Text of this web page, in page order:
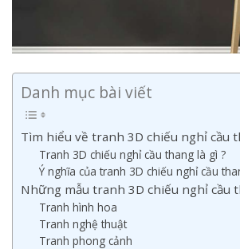
Danh mục bài viết
Tìm hiểu về tranh 3D chiếu nghỉ cầu
Tranh 3D chiếu nghỉ cầu thang là gì ?
Ý nghĩa của tranh 3D chiếu nghỉ cầu
Những mẫu tranh 3D chiếu nghỉ cầu
Tranh hình hoa
Tranh nghệ thuật
Tranh phong cảnh